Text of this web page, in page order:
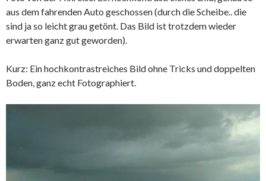
aus dem fahrenden Auto geschossen (durch die Scheibe.. die
sind ja so leicht grau getönt. Das Bild ist trotzdem wieder
erwarten ganz gut geworden).
Kurz: Ein hochkontrastreiches Bild ohne Tricks und doppelten
Boden, ganz echt Fotographiert.